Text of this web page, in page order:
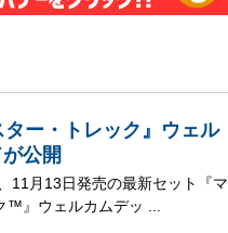
ー・トレック』ウェル
公開
11月13日発売の最新セット『マ
™』ウェルカムデッ ...